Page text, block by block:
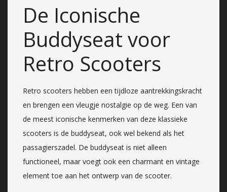
De Iconische
Buddyseat voor
Retro Scooters
Retro scooters hebben een tijdloze aantrekkingskracht
en brengen een vleugje nostalgie op de weg. Een van
de meest iconische kenmerken van deze klassieke
scooters is de buddyseat, ook wel bekend als het
passagierszadel. De buddyseat is niet alleen
functioneel, maar voegt ook een charmant en vintage
element toe aan het ontwerp van de scooter.